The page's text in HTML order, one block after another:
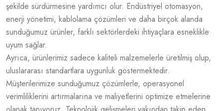
şekilde sürdürmesine yardımcı olur. Endüstriyel otomasyon,
enerji yönetimi, kablolama çözümleri ve daha birçok alanda
sunduğumuz ürünler, farklı sektörlerdeki ihtiyaçlara esneklikle
uyum sağlar.
Ayrıca, ürünlerimiz sadece kaliteli malzemelerle üretilmiş olup,
uluslararası standartlara uygunluk göstermektedir.
Müşterilerimize sunduğumuz çözümlerle, operasyonel
verimliliklerini artırmalarına ve maliyetlerini optimize etmelerine